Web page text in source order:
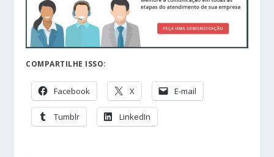
COMPARTILHE ISSO:
Facebook X E-mail
Tumblr LinkedIn